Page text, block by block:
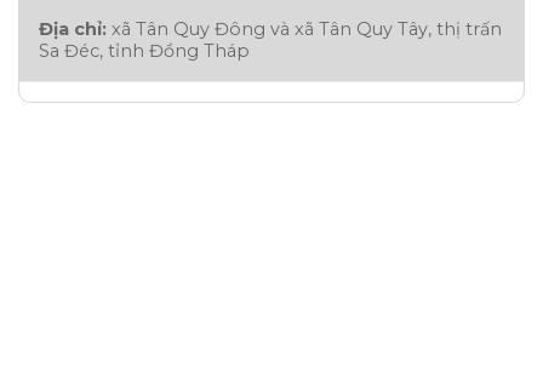
Địa chỉ: xã Tân Quy Đông và xã Tân Quy Tây, thị trấn
Sa Đéc, tỉnh Đồng Tháp